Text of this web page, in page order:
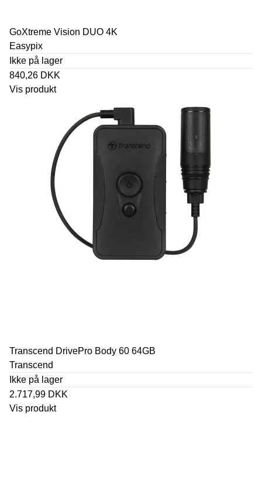
GoXtreme Vision DUO 4K
Easypix
Ikke på lager
840,26 DKK
Vis produkt
Transcend DrivePro Body 60 64GB
Transcend
Ikke på lager
2.717,99 DKK
Vis produkt